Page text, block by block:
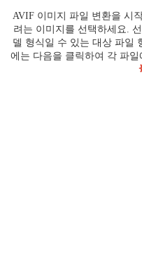
AVIF 이미지 파일 변환을 시
려는 이미지를 선택하세요.
델 형식일 수 있는 대상 파일
에는 다음을 클릭하여 각 파